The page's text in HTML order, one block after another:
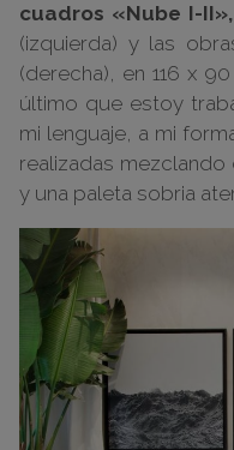
cuadros «Nube I-II»,
(izquierda) y las
(derecha), en 116 x
último que estoy
mi lenguaje, a mi
realizadas
y una paleta sobria